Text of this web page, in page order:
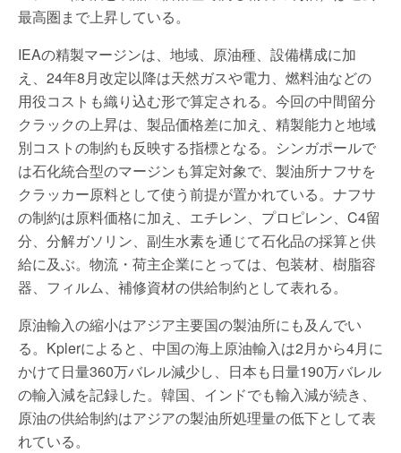
最高圏まで上昇している。
IEAの精製マージンは、地域、原油種、設備構成に加
え、24年8月改定以降は天然ガスや電力、燃料油などの
用役コストも織り込む形で算定される。今回の中間留分
クラックの上昇は、製品価格差に加え、精製能力と地域
別コストの制約も反映する指標となる。シンガポールで
は石化統合型のマージンも算定対象で、製油所ナフサを
クラッカー原料として使う前提が置かれている。ナフサ
の制約は原料価格に加え、エチレン、プロピレン、C4留
分、分解ガソリン、副生水素を通じて石化品の採算と供
給に及ぶ。物流・荷主企業にとっては、包装材、樹脂容
器、フィルム、補修資材の供給制約として表れる。
原油輸入の縮小はアジア主要国の製油所にも及んでい
る。Kplerによると、中国の海上原油輸入は2月から4月に
かけて日量360万バレル減少し、日本も日量190万バレル
の輸入減を記録した。韓国、インドでも輸入減が続き、
原油の供給制約はアジアの製油所処理量の低下として表
れている。